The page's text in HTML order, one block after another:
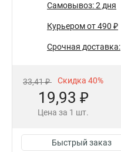
Самовывоз: 2 дня
Курьером от 490 ₽
Срочная доставка:
33,41 ₽ Скидка 40%
19,93 ₽
Цена за 1 шт.
Быстрый заказ